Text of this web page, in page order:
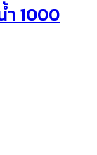
ำ 1000